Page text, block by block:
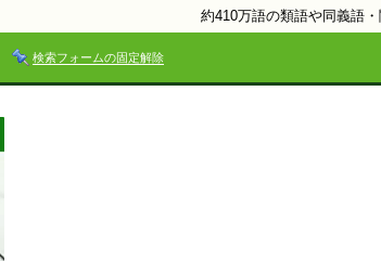
約410万語の類語や同義語
検索フォームの固定解除